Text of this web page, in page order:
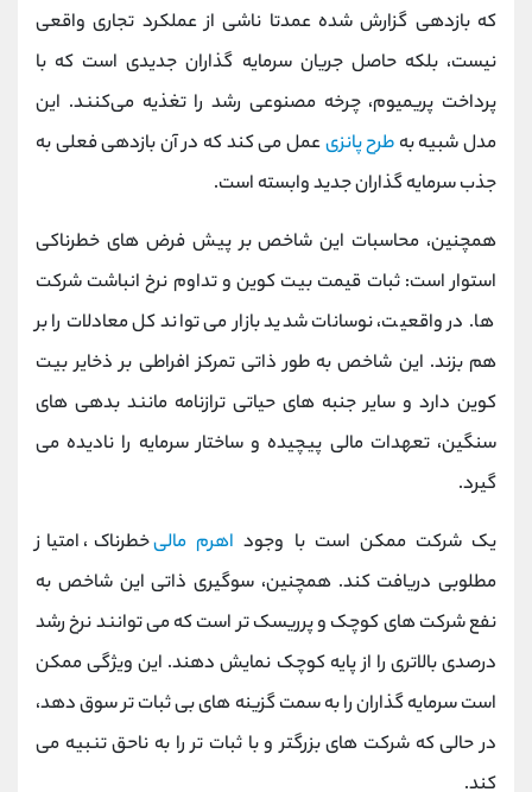
که بازدهی گزارش ‌شده عمدتا ناشی از عملکرد تجاری واقعی
نیست، بلکه حاصل جریان سرمایه ‌گذاران جدیدی است که با
پرداخت پریمیوم، چرخه مصنوعی رشد را تغذیه می‌کنند. این
مدل شبیه به طرح پانزیعمل می ‌کند که در آن بازدهی فعلی به
جذب سرمایه‌ گذاران جدید وابسته است.
همچنین، محاسبات این شاخص بر پیش‌ فرض‌ های خطرناکی
استوار است: ثبات قیمت بیت‌ کوین و تداوم نرخ انباشت شرکت
‌ها. در واقعیت، نوسانات شدید بازار می ‌تواند کل معادلات را بر
هم بزند. این شاخص به طور ذاتی تمرکز افراطی بر ذخایر بیت
‌کوین دارد و سایر جنبه ‌های حیاتی ترازنامه مانند بدهی ‌های
سنگین، تعهدات مالی پیچیده و ساختار سرمایه را نادیده می‌
گیرد.
یک شرکت ممکن است با وجود اهرم مالیخطرناک، امتیاز
مطلوبی دریافت کند. همچنین، سوگیری ذاتی این شاخص به
نفع شرکت ‌های کوچک و پرریسک ‌تر است که می ‌توانند نرخ رشد
درصدی بالاتری را از پایه کوچک نمایش دهند. این ویژگی ممکن
است سرمایه‌ گذاران را به سمت گزینه ‌های بی ‌ثبات ‌تر سوق دهد،
در حالی که شرکت ‌های بزرگتر و با ثبات ‌تر را به ناحق تنبیه می
‌کند.